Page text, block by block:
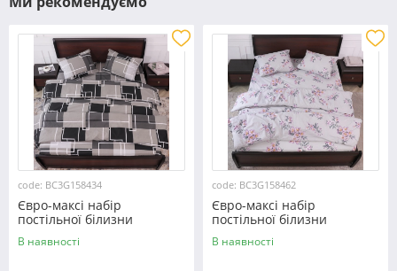
code: BC3G158434
Євро-максі набір
постільної білизни
200*220 із Бязі "Gold"
№158434 Черешенка™
В наявності
code: BC3G158462
Євро-максі набір
постільної білизни
200*220 із Бязі "Gold"
№158462 Черешенька™
В наявності